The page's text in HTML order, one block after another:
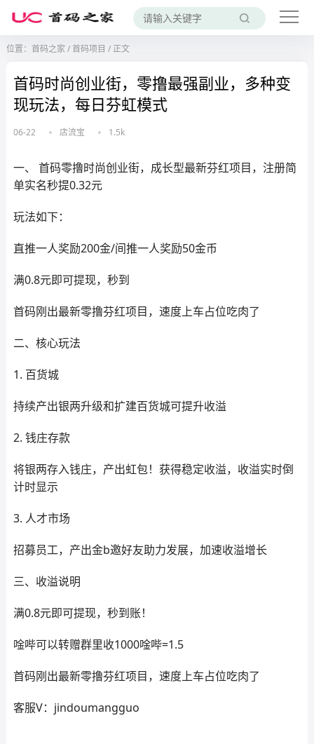
位置： 首码之家 /首码项目 /正文
首码时尚创业街，零撸最强副业，多种变
现玩法，每日芬虹模式
06-22 店流宝 1.5k
一、 首码零撸时尚创业街，成长型最新芬红项目，注册简
单实名秒提0.32元
玩法如下：
直推一人奖励200金/间推一人奖励50金币
满0.8元即可提现，秒到
首码刚出最新零撸芬红项目，速度上车占位吃肉了
二、核心玩法
1. 百货城
持续产出银两升级和扩建百货城可提升收溢
2. 钱庄存款
将银两存入钱庄，产出虹包！获得稳定收溢，收溢实时倒
计时显示
3. 人才市场
招募员工，产出金b邀好友助力发展，加速收溢增长
三、收溢说明
满0.8元即可提现，秒到账！
唫哔可以转赠群里收1000唫哔=1.5
首码刚出最新零撸芬红项目，速度上车占位吃肉了
客服V：jindoumangguo